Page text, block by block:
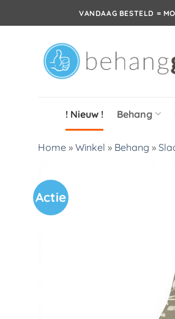
VANDAAG BESTELD =
! Nieuw ! Behang
Home » Winkel » Behang »
Actie